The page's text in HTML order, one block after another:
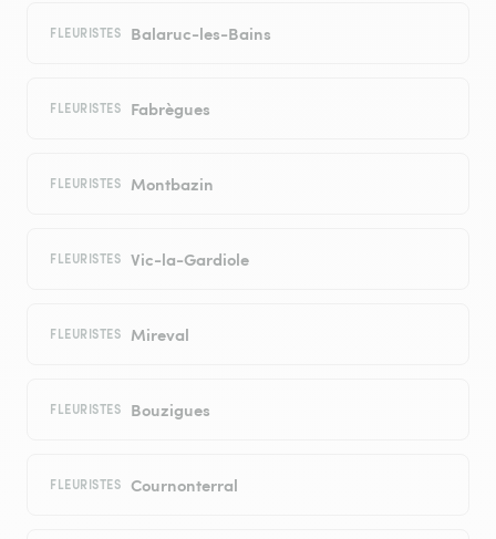
FLEURISTES Balaruc-les-Bains
FLEURISTES Fabrègues
FLEURISTES Montbazin
FLEURISTES Vic-la-Gardiole
FLEURISTES Mireval
FLEURISTES Bouzigues
FLEURISTES Cournonterral